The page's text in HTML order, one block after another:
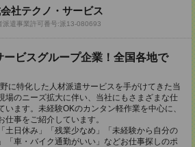
社テクノ・サービス
派遣事業許可番号:派13-080693
ービスグループ企業！全国各地で
に特化した人材派遣サービスを手がけてきた当
場のニーズ拡大に伴い、当社にもさまざまな仕
ます。未経験OKのカンタン軽作業を中心に、
事をご紹介しています。
土日休み」「残業少なめ」「未経験から自分の
「車・バイク通勤がいい」などお仕事探しのポ